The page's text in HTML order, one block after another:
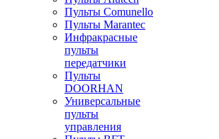
Пульты Сomunello
Пульты Marantec
Инфракрасные
пульты
передатчики
Пульты
DOORHAN
Универсальные
пульты
управления